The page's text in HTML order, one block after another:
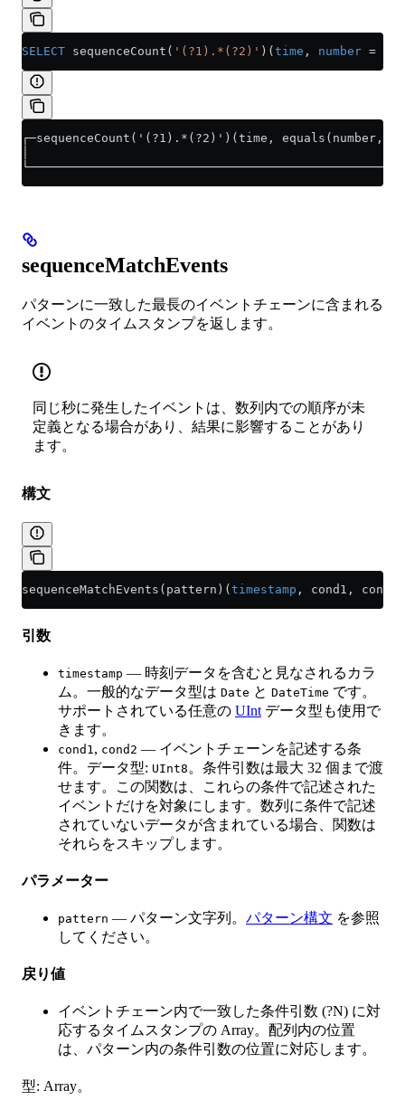
SELECT sequenceCount( '(?1).*(?2)' )( time , number =
┌─sequenceCount('(?1).*(?2)')(time, equals(number,
sequenceMatchEvents
パターンに一致した最長のイベントチェーンに含まれる
イベントのタイムスタンプを返します。
同じ秒に発生したイベントは、数列内での順序が未
定義となる場合があり、結果に影響することがあり
ます。
構文
sequenceMatchEvents(pattern)( timestamp , cond1,
引数
timestamp — 時刻データを含むと見なされるカラ
ム。一般的なデータ型は Date と DateTime です。
サポートされている任意の UInt データ型も使用で
きます。
cond1 , cond2 — イベントチェーンを記述する条
件。データ型: UInt8 。条件引数は最大 32 個まで渡
せます。この関数は、これらの条件で記述された
イベントだけを対象にします。数列に条件で記述
されていないデータが含まれている場合、関数は
それらをスキップします。
パラメーター
pattern — パターン文字列。 パターン構文 を参照
してください。
戻り値
イベントチェーン内で一致した条件引数 (?N) に対
応するタイムスタンプの Array。配列内の位置
は、パターン内の条件引数の位置に対応します。
型: Array。